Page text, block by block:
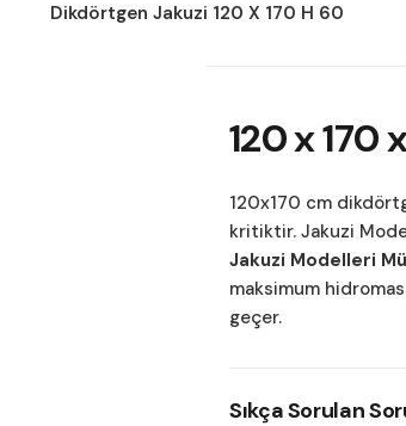
Dikdörtgen Jakuzi 120 X 170 H 60
120 x 170
120x170 cm
kritiktir. Jakuzi
Jakuzi Modelleri
maksimum
geçer.
Sıkça Sorulan